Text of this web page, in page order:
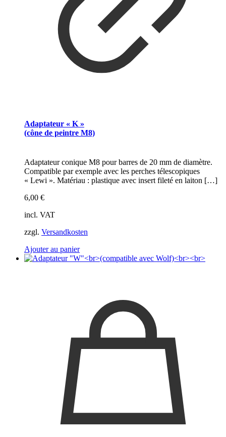
Adaptateur « K »
(cône de peintre M8)
Adaptateur conique M8 pour barres de 20 mm de diamètre.
Compatible par exemple avec les perches télescopiques
« Lewi ». Matériau : plastique avec insert fileté en laiton […]
6,00 €
incl. VAT
zzgl. Versandkosten
Ajouter au panier